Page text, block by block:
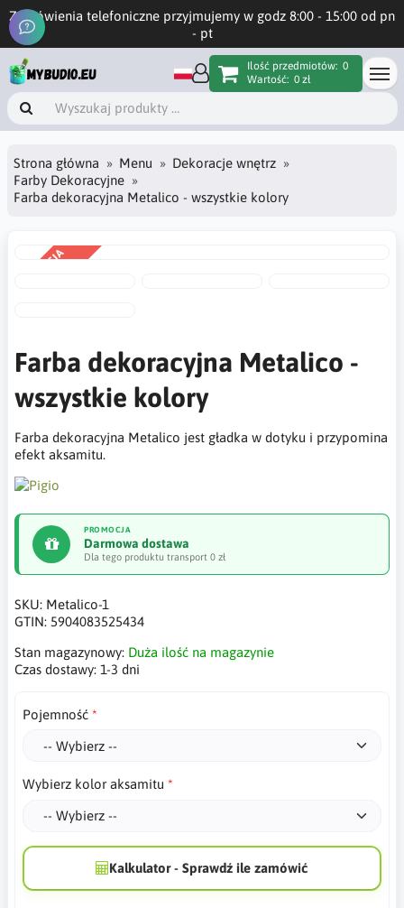
Zamówienia telefoniczne przyjmujemy w godz 8:00 - 15:00 od pn
- pt
Ilość przedmiotów: 0
Wartość: 0 zł
Strona główna Menu
Dekoracje wnętrz
Farby Dekoracyjne
Farba dekoracyjna Metalico - wszystkie kolory
PROMOCJA
Farba dekoracyjna Metalico -
wszystkie kolory
Farba dekoracyjna Metalico jest gładka w dotyku i przypomina
efekt aksamitu.
PROMOCJA
Darmowa dostawa
Dla tego produktu transport 0 zł
SKU: Metalico-1
GTIN: 5904083525434
Stan magazynowy: Duża ilość na magazynie
Czas dostawy: 1-3 dni
Pojemność
Wybierz kolor aksamitu
Kalkulator - Sprawdź ile zamówić